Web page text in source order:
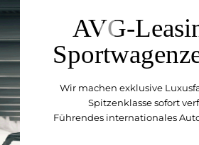
AVG-
Wir machen exklusive
Spitzenklasse sofort
Führendes internationales